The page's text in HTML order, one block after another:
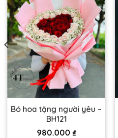
Bó hoa tặng người yêu –
BH121
980.000 ₫